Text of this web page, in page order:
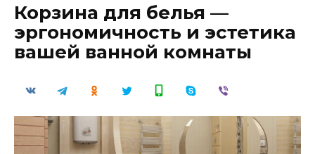
Корзина для белья —
эргономичность и эстетика
вашей ванной комнаты